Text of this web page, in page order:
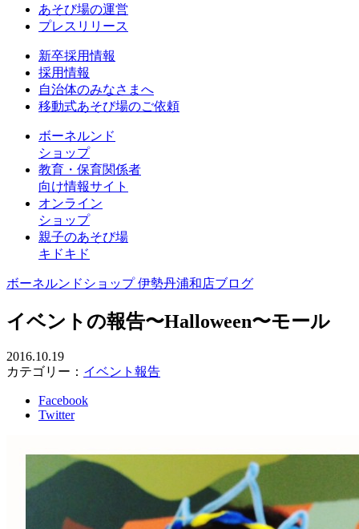
あそび場の運営
プレスリリース
新卒採用情報
採用情報
自治体のみなさまへ
移動式あそび場のご依頼
ボーネルンド
ショップ
教育・保育関係者
向け情報サイト
オンライン
ショップ
親子のあそび場
キドキド
ボーネルンドショップ 伊勢丹浦和店ブログ
イベントの報告〜Halloween〜モール
2016.10.19
カテゴリー： イベント報告
Facebook
Twitter